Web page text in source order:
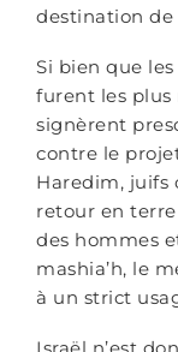
destination
Si bien que
furent les plus
signèrent
contre le
Haredim, juifs
retour en
des hommes
mashia’h, le
à un strict
Israël n’est